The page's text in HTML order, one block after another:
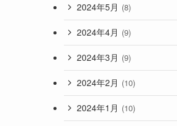
2024年5月 (8)
2024年4月 (9)
2024年3月 (9)
2024年2月 (10)
2024年1月 (10)